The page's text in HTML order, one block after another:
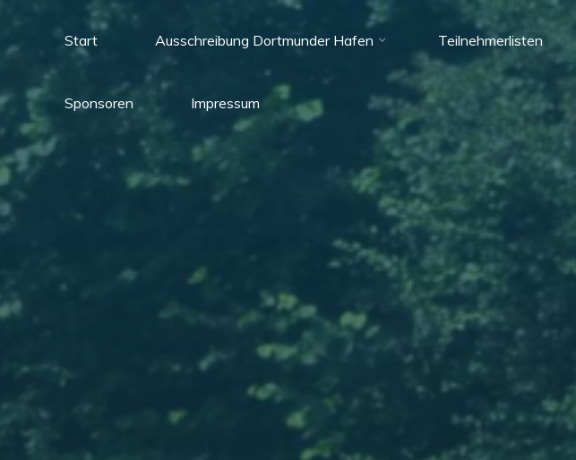
Sparkassen
Triathlon
Dortmund
Start Ausschreibung Dortmunder Hafen Teilnehmerlisten
Sponsoren Impressum